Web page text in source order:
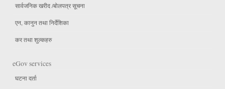
सार्वजनिक खरीद /बोलपत्र सूचना
एन, कानुन तथा निर्देशिका
कर तथा शुल्कहरु
eGov services
घटना दर्ता